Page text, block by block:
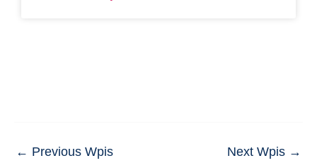
← Previous Wpis Next Wpis →